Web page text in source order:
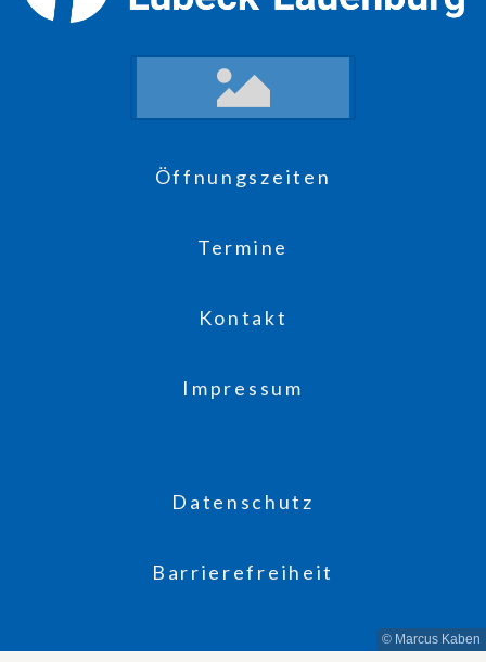
Öffnungszeiten
Termine
Kontakt
Impressum
Datenschutz
Barrierefreiheit
© Marcus Kaben